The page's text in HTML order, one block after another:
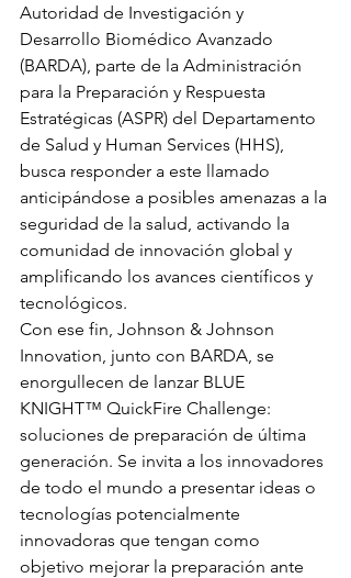
Autoridad de Investigación y
Desarrollo Biomédico Avanzado
(BARDA), parte de la Administración
para la Preparación y Respuesta
Estratégicas (ASPR) del Departamento
de Salud y Human Services (HHS),
busca responder a este llamado
anticipándose a posibles amenazas a la
seguridad de la salud, activando la
comunidad de innovación global y
amplificando los avances científicos y
tecnológicos.
Con ese fin, Johnson & Johnson
Innovation, junto con BARDA, se
enorgullecen de lanzar BLUE
KNIGHT™ QuickFire Challenge:
soluciones de preparación de última
generación. Se invita a los innovadores
de todo el mundo a presentar ideas o
tecnologías potencialmente
innovadoras que tengan como
objetivo mejorar la preparación ante